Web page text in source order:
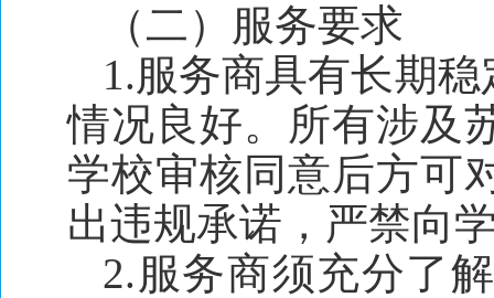
（二）服务要求
1.服务商具有长期
情况良好。所有涉及
学校审核同意后方可
出违规承诺，严禁向
2.服务商须充分了